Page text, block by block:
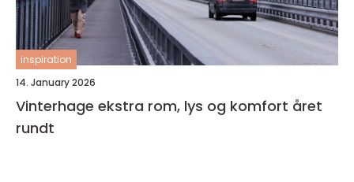
inspiration
14. January 2026
Vinterhage ekstra rom, lys og komfort året
rundt